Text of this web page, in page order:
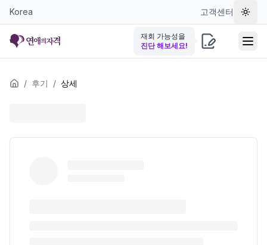
Korea 고객센터 테마
재회 가능성을
진단 해보세요!
/ 후기 / 상세